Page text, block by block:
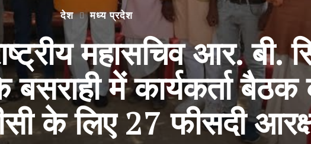
देश मध्य प्रदेश
महासचिव आर. बी.
में कार्यकर्ता बैठक
के लिए 27 फीसदी